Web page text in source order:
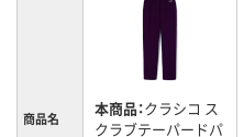
商品名 本商品：クラシコ ス
クラブテーパードパ